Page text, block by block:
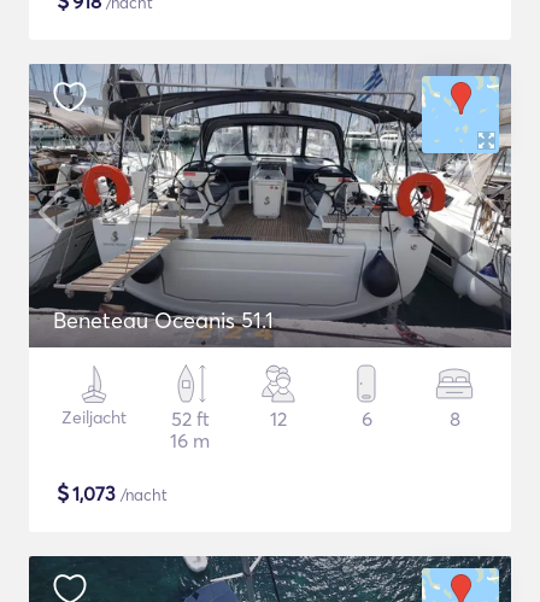
Beneteau Oceanis 51.1
Zeiljacht
52 ft
16 m
12 6 8
$1,073 /nacht